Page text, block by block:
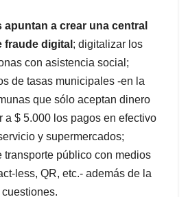
a crear una central
fraude digital ; digitalizar los
con asistencia social;
de tasas municipales -en la
que sólo aceptan dinero
a $ 5.000 los pagos en efectivo
y supermercados;
transporte público con medios
less, QR, etc.- además de la